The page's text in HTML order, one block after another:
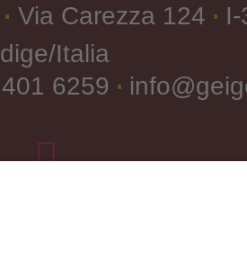
∎ Via Carezza 124 ∎
Italia
6259 ∎
